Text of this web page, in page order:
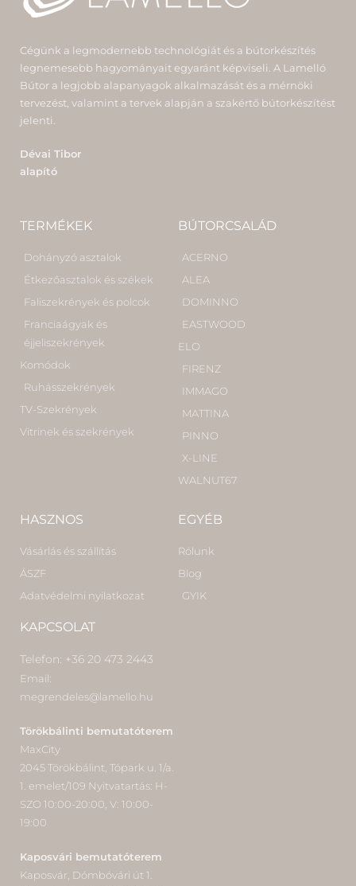
Cégünk a legmodernebb technológiát és a bútorkészítés
legnemesebb hagyományait egyaránt képviseli. A Lamelló
Bútor a legjobb alapanyagok alkalmazását és a mérnöki
tervezést, valamint a tervek alapján a szakértő bútorkészítést
jelenti.
Dévai Tibor
alapító
TERMÉKEK
Dohányzó asztalok
Étkezőasztalok és székek
Faliszekrények és polcok
Franciaágyak és
éjjeliszekrények
Komódok
Ruhásszekrények
TV-Szekrények
Vitrinek és szekrények
BÚTORCSALÁD
ACERNO
ALEA
DOMINNO
EASTWOOD
ELO
FIRENZ
IMMAGO
MATTINA
PINNO
X-LINE
WALNUT67
HASZNOS
Vásárlás és szállítás
ÁSZF
Adatvédelmi nyilatkozat
KAPCSOLAT
Telefon: +36 20 473 2443
Email:
megrendeles@lamello.hu
Törökbálinti bemutatóterem
MaxCity
2045 Törökbálint, Tópark u. 1/a.
1. emelet/109 Nyitvatartás: H-
SZO 10:00-20:00, V: 10:00-
19:00
Kaposvári bemutatóterem
Kaposvár, Dómbóvári út 1.
EGYÉB
Rólunk
Blog
GYIK